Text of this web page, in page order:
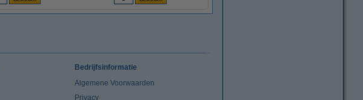
Bedrijfsinformatie
Algemene Voorwaarden
Privacy